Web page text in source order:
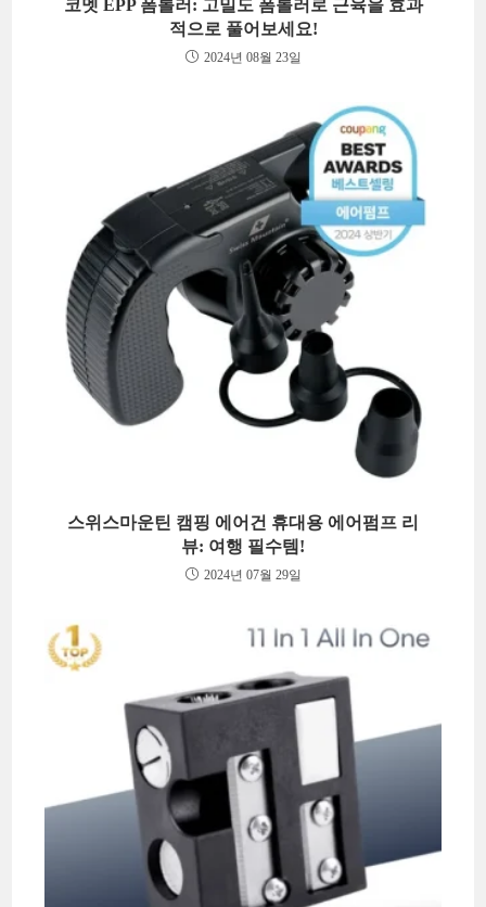
코멧 EPP 폼롤러: 고밀도 폼롤러로 근육을 효과
적으로 풀어보세요!
2024년 08월 23일
스위스마운틴 캠핑 에어건 휴대용 에어펌프 리
뷰: 여행 필수템!
2024년 07월 29일